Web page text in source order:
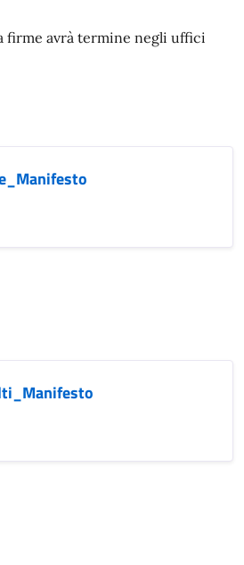
firme avrà termine negli uffici